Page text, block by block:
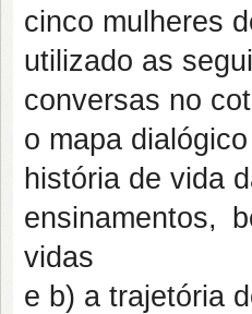
cinco mulheres
utilizado as
conversas no
o mapa
história de vida
ensinamentos,
vidas
e b) a trajetória